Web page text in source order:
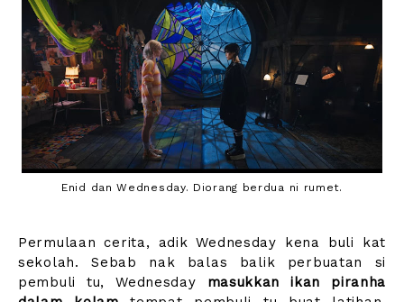
Enid dan Wednesday. Diorang berdua ni rumet.
Permulaan cerita, adik Wednesday kena buli kat
sekolah. Sebab nak balas balik perbuatan si
pembuli tu, Wednesday masukkan ikan piranha